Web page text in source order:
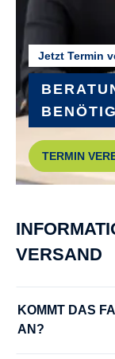
GEWICHT :
ca. 28,2 kg, ca.
GRIFFE :
Ergon ergonomic
stufenlos
Jetzt Termin
TERMIN
VERSAND
KOMMT DAS
AN?